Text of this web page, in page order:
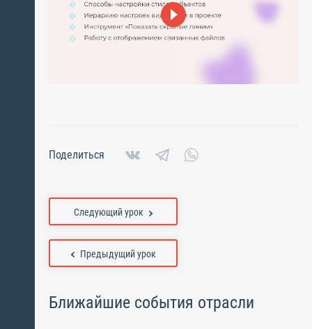
Поделиться
Предыдущий урок
Следующий урок
Ближайшие события отрасли